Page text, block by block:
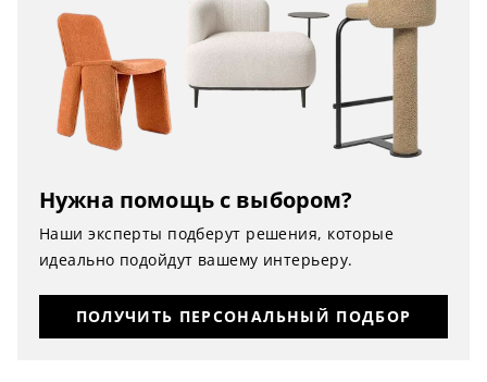
Нужна помощь с выбором?
Наши эксперты подберут решения, которые
идеально подойдут вашему интерьеру.
ПОЛУЧИТЬ ПЕРСОНАЛЬНЫЙ ПОДБОР